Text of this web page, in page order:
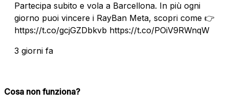
Partecipa subito e vola a Barcellona. In più ogni
giorno puoi vincere i RayBan Meta, scopri come 👉
https://t.co/gcjGZDbkvb https://t.co/POiV9RWnqW
3 giorni fa
Cosa non funziona?